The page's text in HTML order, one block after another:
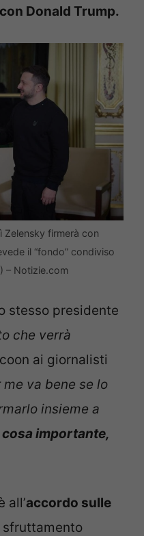
Donald Trump.
Zelensky firmerà con
il “fondo” condiviso
– Notizie.com
stesso presidente
che verrà
ai giornalisti
me va bene se lo
insieme a
cosa importante,
all’accordo sulle
sfruttamento